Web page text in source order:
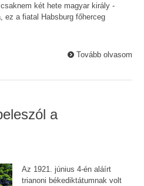
két hete magyar király -
a fiatal Habsburg főherceg
Tovább olvasom
a
Az 1921. június 4-én aláírt
trianoni békediktátumnak volt